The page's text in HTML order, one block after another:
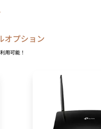
オプション
用可能！